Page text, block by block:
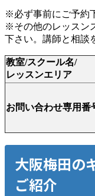
※必ず事前にご予約
※その他のレッスン
下さい。講師と相談
教室/スクール名/
レッスンエリア
お問い合わせ専用番
大阪梅田の
ご紹介